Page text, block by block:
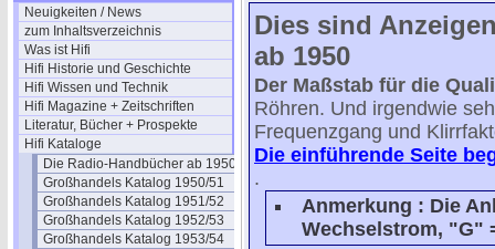
Neuigkeiten / News
zum Inhaltsverzeichnis
Was ist Hifi
Hifi Historie und Geschichte
Hifi Wissen und Technik
Hifi Magazine + Zeitschriften
Literatur, Bücher + Prospekte
Hifi Kataloge
Die Radio-Handbücher ab 1950
Großhandels Katalog 1950/51
Großhandels Katalog 1951/52
Großhandels Katalog 1952/53
Großhandels Katalog 1953/54
Dies sind
ab 1950
Der Maßstab für die
Röhren. Und irgendwie
Frequenzgang und
Die einführende Seite
.
Anmerkung : Die
Wechselstrom, "G"